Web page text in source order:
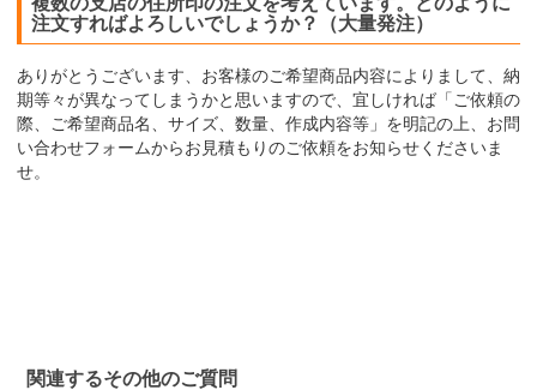
注文すればよろしいでしょうか？（大量発注）
ありがとうございます、お客様のご希望商品内容によりまして、納
期等々が異なってしまうかと思いますので、宜しければ「ご依頼の
際、ご希望商品名、サイズ、数量、作成内容等」を明記の上、お問
い合わせフォームからお見積もりのご依頼をお知らせくださいま
せ。
関連するその他のご質問